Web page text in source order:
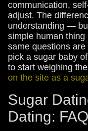
communication,
adjust. The
understanding —
simple human
same questions
pick a sugar baby
to start weighing
on the site as a
Sugar
Dating: FAQ